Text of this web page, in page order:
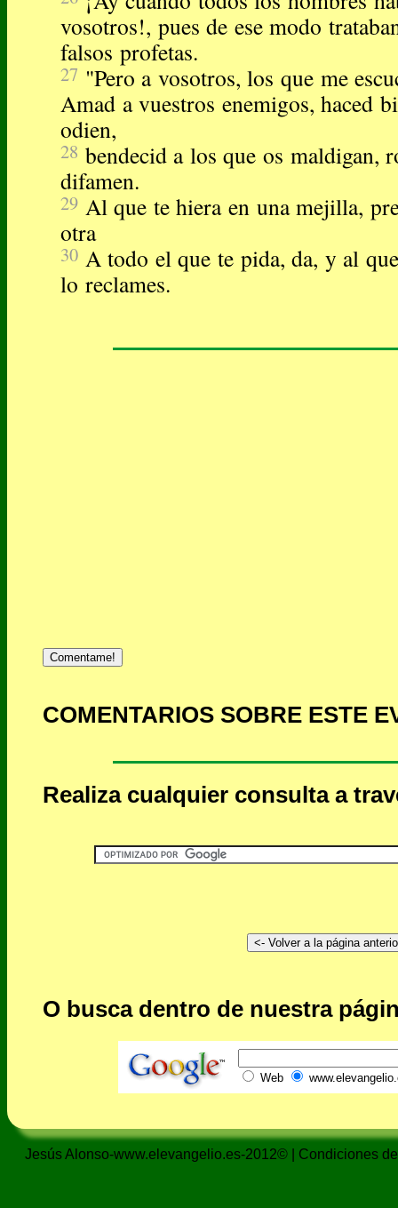
vosotros!, pues de ese modo
falsos profetas.
27 "Pero a vosotros, los que me
Amad a vuestros enemigos, haced
odien,
28 bendecid a los que os maldigan,
difamen.
29 Al que te hiera en una mejilla,
otra
30 A todo el que te pida, da, y al
lo reclames.
Comentame!
COMENTARIOS SOBRE ESTE
Realiza cualquier consulta a
O busca dentro de nuestra
Web
Jesús Alonso-www.elevangelio.es-2012© | Condiciones